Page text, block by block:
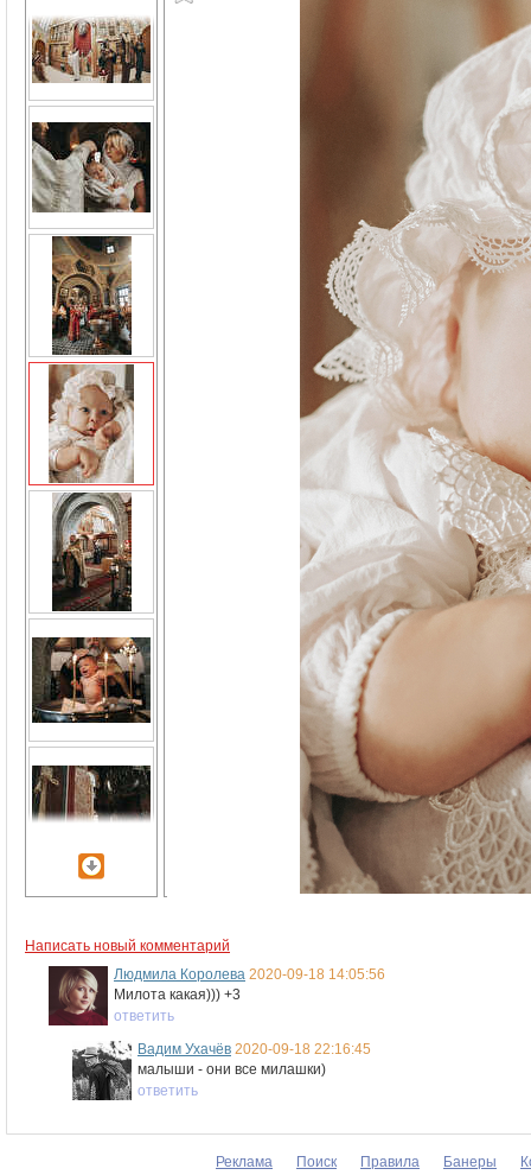
Написать новый комментарий
Людмила Королева 2020-09-18 14:05:56
Милота какая))) +3
ответить
Вадим Ухачёв 2020-09-18 22:16:45
малыши - они все милашки)
ответить
Реклама Поиск Правила Банеры